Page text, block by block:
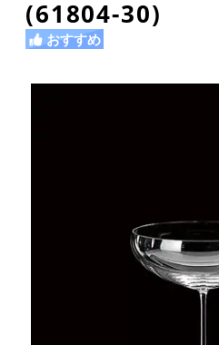
(61804-30)
おすすめ